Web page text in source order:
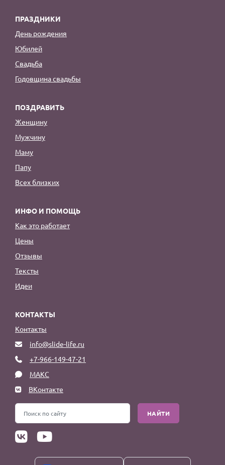
ПРАЗДНИКИ
День рождения
Юбилей
Свадьба
Годовщина свадьбы
ПОЗДРАВИТЬ
Женщину
Мужчину
Маму
Папу
Всех близких
ИНФО И ПОМОЩЬ
Как это работает
Цены
Отзывы
Тексты
Идеи
КОНТАКТЫ
Контакты
info@slide-life.ru
+7-966-149-47-21
МАКС
ВКонтакте
НАЙТИ